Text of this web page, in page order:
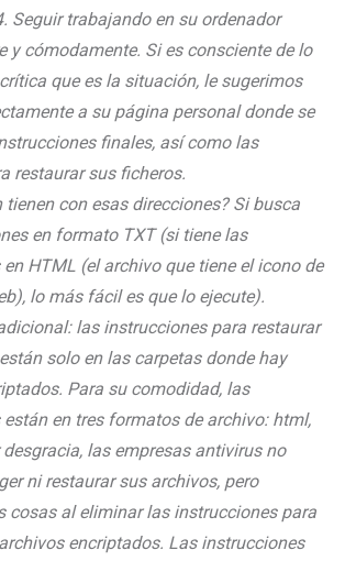
Seguir trabajando en su ordenador
y cómodamente. Si es consciente de lo
que es la situación, le sugerimos
a su página personal donde se
finales, así como las
restaurar sus ficheros.
tienen con esas direcciones? Si busca
en formato TXT (si tiene las
HTML (el archivo que tiene el icono de
lo más fácil es que lo ejecute).
las instrucciones para restaurar
solo en las carpetas donde hay
Para su comodidad, las
en tres formatos de archivo: html,
las empresas antivirus no
ni restaurar sus archivos, pero
cosas al eliminar las instrucciones para
encriptados. Las instrucciones